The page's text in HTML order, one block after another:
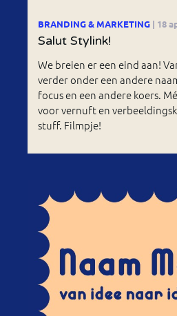
BRANDING & MARKETING | 18
Salut Stylink!
We breien er een eind aan!
verder onder een andere
focus en een andere koers.
voor vernuft en
stuff. Filmpje!